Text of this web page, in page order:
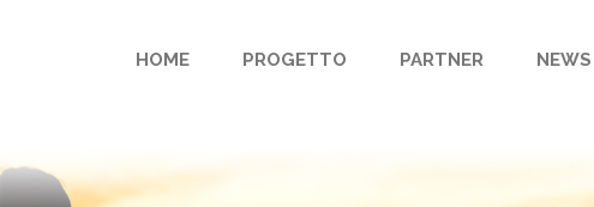
HOME PROGETTO PARTNER NEWS